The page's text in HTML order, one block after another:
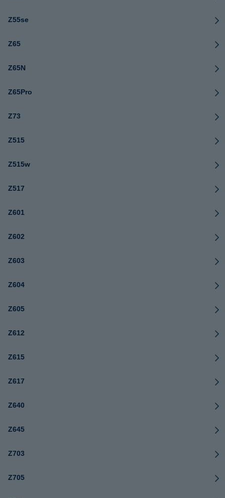
Z55se
Z65
Z65N
Z65Pro
Z73
Z515
Z515w
Z517
Z601
Z602
Z603
Z604
Z605
Z612
Z615
Z617
Z640
Z645
Z703
Z705